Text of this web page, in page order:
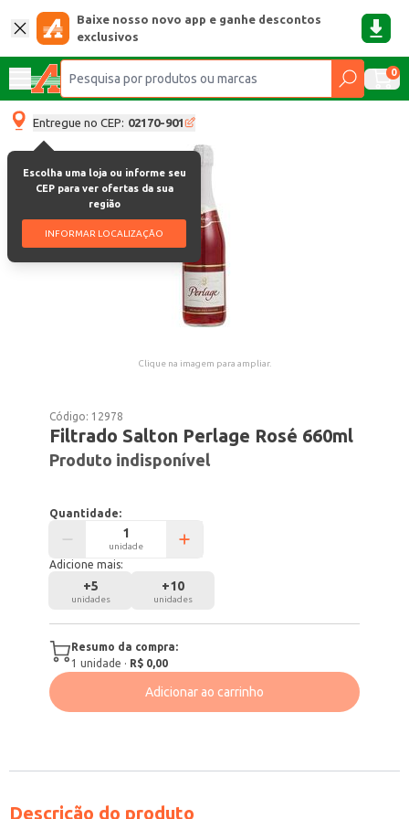
Baixe nosso novo app e ganhe descontos
exclusivos
0
Entregue no CEP: 02170-901
Escolha uma loja ou informe seu
CEP para ver ofertas da sua
região
INFORMAR LOCALIZAÇÃO
Clique na imagem para ampliar.
Código: 12978
Filtrado Salton Perlage Rosé 660ml
Produto indisponível
Quantidade:
unidade
Adicione mais:
+5
unidades
+10
unidades
Resumo da compra:
1 unidade · R$ 0,00
Adicionar ao carrinho
Descrição do produto